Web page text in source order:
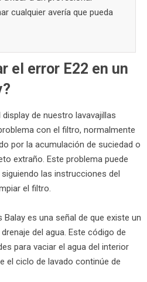
cualquier avería que pueda
el error E22 en un
de nuestro lavavajillas
con el filtro, normalmente
por la acumulación de suciedad o
extraño. Este problema puede
las instrucciones del
el filtro.
Balay es una señal de que existe un
del agua. Este código de
para vaciar el agua del interior
el ciclo de lavado continúe de